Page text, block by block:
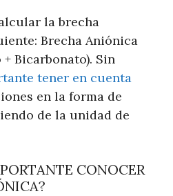
la brecha
Brecha Aniónica
Bicarbonato). Sin
tener en cuenta
en la forma de
de la unidad de
CONOCER